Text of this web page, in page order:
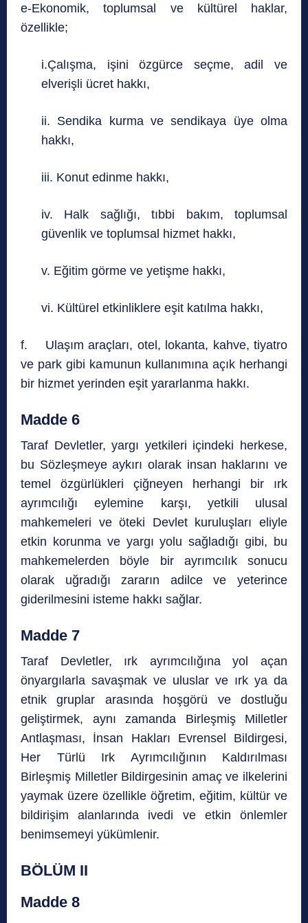
e-Ekonomik, toplumsal ve kültürel haklar,
özellikle;
i.Çalışma, işini özgürce seçme, adil ve
elverişli ücret hakkı,
ii. Sendika kurma ve sendikaya üye olma
hakkı,
iii. Konut edinme hakkı,
iv. Halk sağlığı, tıbbi bakım, toplumsal
güvenlik ve toplumsal hizmet hakkı,
v. Eğitim görme ve yetişme hakkı,
vi. Kültürel etkinliklere eşit katılma hakkı,
f. Ulaşım araçları, otel, lokanta, kahve, tiyatro
ve park gibi kamunun kullanımına açık herhangi
bir hizmet yerinden eşit yararlanma hakkı.
Madde 6
Taraf Devletler, yargı yetkileri içindeki herkese,
bu Sözleşmeye aykırı olarak insan haklarını ve
temel özgürlükleri çiğneyen herhangi bir ırk
ayrımcılığı eylemine karşı, yetkili ulusal
mahkemeleri ve öteki Devlet kuruluşları eliyle
etkin korunma ve yargı yolu sağladığı gibi, bu
mahkemelerden böyle bir ayrımcılık sonucu
olarak uğradığı zararın adilce ve yeterince
giderilmesini isteme hakkı sağlar.
Madde 7
Taraf Devletler, ırk ayrımcılığına yol açan
önyargılarla savaşmak ve uluslar ve ırk ya da
etnik gruplar arasında hoşgörü ve dostluğu
geliştirmek, aynı zamanda Birleşmiş Milletler
Antlaşması, İnsan Hakları Evrensel Bildirgesi,
Her Türlü Irk Ayrımcılığının Kaldırılması
Birleşmiş Milletler Bildirgesinin amaç ve ilkelerini
yaymak üzere özellikle öğretim, eğitim, kültür ve
bildirişim alanlarında ivedi ve etkin önlemler
benimsemeyi yükümlenir.
BÖLÜM II
Madde 8